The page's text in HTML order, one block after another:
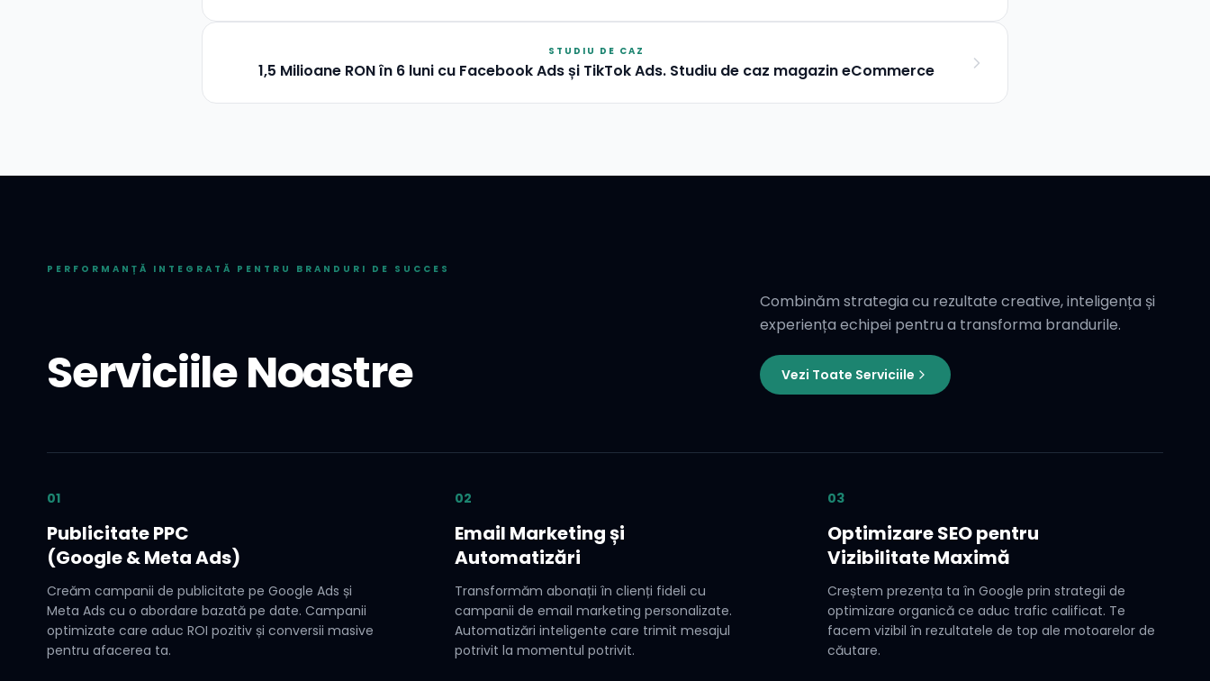
STUDIU DE CAZ
1,5 Milioane RON în 6 luni cu Facebook Ads și TikTok Ads. Studiu de caz magazin eCommerce
PERFORMANȚĂ INTEGRATĂ PENTRU BRANDURI DE SUCCES
Serviciile Noastre
Combinăm strategia cu rezultate creative, inteligența și
experiența echipei pentru a transforma brandurile.
Vezi Toate Serviciile
01
Publicitate PPC
(Google & Meta Ads)
Creăm campanii de publicitate pe Google Ads și
Meta Ads cu o abordare bazată pe date. Campanii
optimizate care aduc ROI pozitiv și conversii masive
pentru afacerea ta.
02
Email Marketing și
Automatizări
Transformăm abonații în clienți fideli cu
campanii de email marketing personalizate.
Automatizări inteligente care trimit mesajul
potrivit la momentul potrivit.
03
Optimizare SEO pentru
Vizibilitate Maximă
Creștem prezența ta în Google prin strategii de
optimizare organică ce aduc trafic calificat. Te
facem vizibil în rezultatele de top ale motoarelor de
căutare.